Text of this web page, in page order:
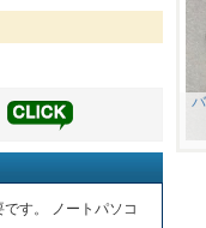
す。 ノートパソコ